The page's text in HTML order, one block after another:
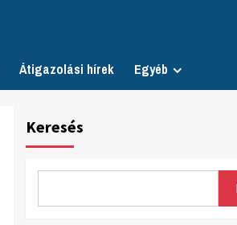
Átigazolási hírek Egyéb
Keresés